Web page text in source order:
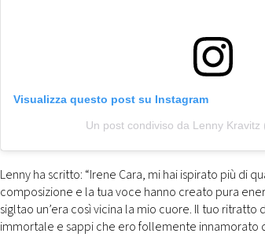
Visualizza questo post su Instagram
Un post condiviso da Lenny Kravitz
Lenny ha scritto: “Irene Cara, mi hai ispirato più di
composizione e la tua voce hanno creato pura
sigltao un’era così vicina la mio cuore. Il tuo ritratto
immortale e sappi che ero follemente innamorato